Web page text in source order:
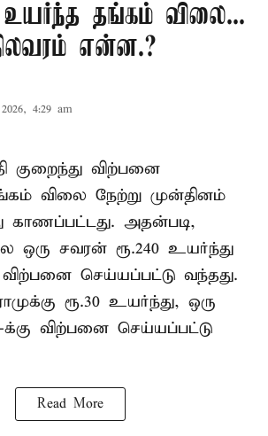
உயர்ந்த தங்கம் விலை...
என்ன.?
4:29 am
குறைந்து விற்பனை
விலை நேற்று முன்தினம்
காணப்பட்டது. அதன்படி,
ஒரு சவரன் ரூ.240 உயர்ந்து
விற்பனை செய்யப்பட்டு வந்தது.
ரூ.30 உயர்ந்து, ஒரு
க்கு விற்பனை செய்யப்பட்டு
Read More